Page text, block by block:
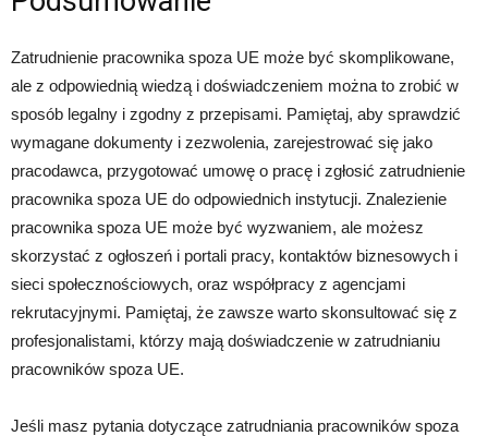
Zatrudnienie pracownika spoza UE może być skomplikowane,
ale z odpowiednią wiedzą i doświadczeniem można to zrobić w
sposób legalny i zgodny z przepisami. Pamiętaj, aby sprawdzić
wymagane dokumenty i zezwolenia, zarejestrować się jako
pracodawca, przygotować umowę o pracę i zgłosić zatrudnienie
pracownika spoza UE do odpowiednich instytucji. Znalezienie
pracownika spoza UE może być wyzwaniem, ale możesz
skorzystać z ogłoszeń i portali pracy, kontaktów biznesowych i
sieci społecznościowych, oraz współpracy z agencjami
rekrutacyjnymi. Pamiętaj, że zawsze warto skonsultować się z
profesjonalistami, którzy mają doświadczenie w zatrudnianiu
pracowników spoza UE.
Jeśli masz pytania dotyczące zatrudniania pracowników spoza